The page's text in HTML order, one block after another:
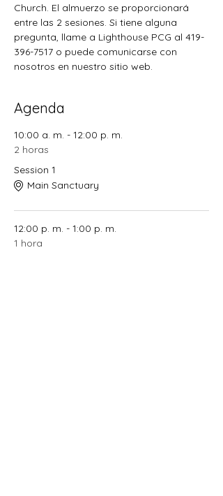
Church. El almuerzo se proporcionará
entre las 2 sesiones. Si tiene alguna
pregunta, llame a Lighthouse PCG al 419-
396-7517 o puede comunicarse con
nosotros en nuestro sitio web.
Agenda
10:00 a. m. - 12:00 p. m.
2 horas
Session 1
Main Sanctuary
12:00 p. m. - 1:00 p. m.
1 hora